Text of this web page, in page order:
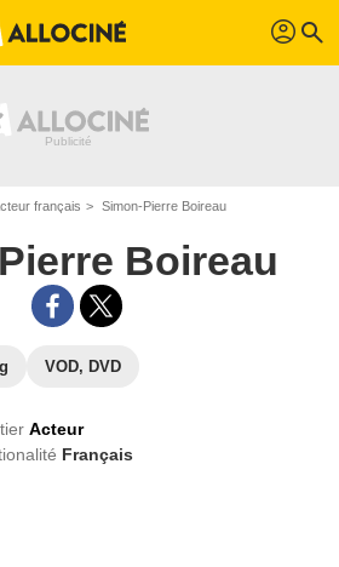
profil search
français Simon-Pierre Boireau
Boireau
VOD, DVD
Acteur
Français